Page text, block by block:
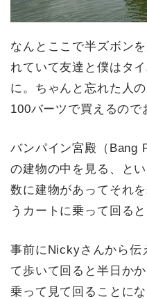
なんとここで半ズボン
れていて友達と僕はタ
に。ちゃんと忘れた人
100バーツで買えるので
バンパイン宮殿（Bang
の建物の中を見る、と
数に建物があってそれ
うカートに乗って回る
事前にNickyさんから伝
て歩いて回ると半日か
乗って見て回ることにな